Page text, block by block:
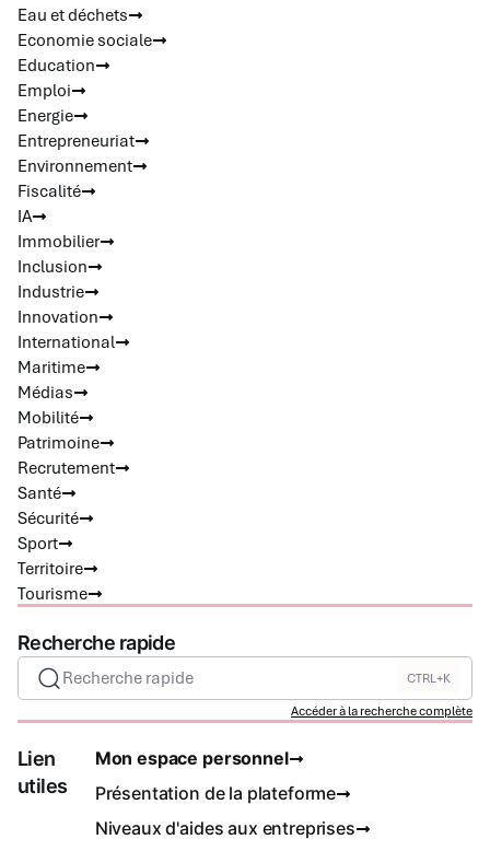
Eau et déchets
Economie sociale
Education
Emploi
Energie
Entrepreneuriat
Environnement
Fiscalité
IA
Immobilier
Inclusion
Industrie
Innovation
International
Maritime
Médias
Mobilité
Patrimoine
Recrutement
Santé
Sécurité
Sport
Territoire
Tourisme
Recherche rapide
Recherche rapide CTRL+K
Accéder à la recherche complète
Lien
utiles
Mon espace personnel
Présentation de la plateforme
Niveaux d'aides aux entreprises